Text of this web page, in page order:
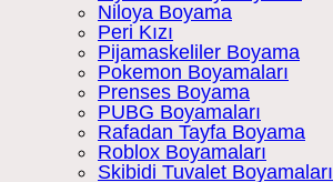
Niloya Boyama
Peri Kızı
Pijamaskeliler Boyama
Pokemon Boyamaları
Prenses Boyama
PUBG Boyamaları
Rafadan Tayfa Boyama
Roblox Boyamaları
Skibidi Tuvalet Boyamaları